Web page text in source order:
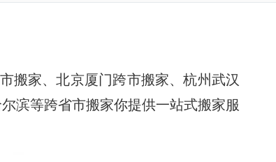
搬家、北京厦门跨市搬家、杭州武汉
尔滨等跨省市搬家你提供一站式搬家服